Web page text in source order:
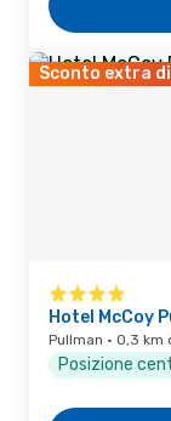
Sconto extra
Hotel McCoy
Pullman · 0,3
Posizione